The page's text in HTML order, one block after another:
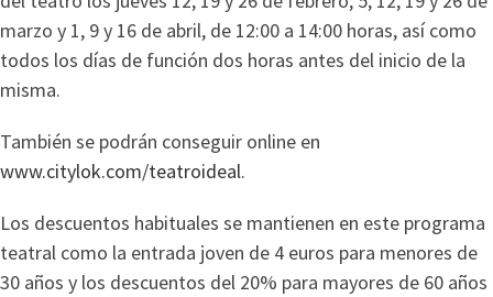
marzo y 1, 9 y 16 de abril, de 12:00 a 14:00 horas, así como
todos los días de función dos horas antes del inicio de la
misma.
También se podrán conseguir online en
www.citylok.com/teatroideal.
Los descuentos habituales se mantienen en este programa
teatral como la entrada joven de 4 euros para menores de
30 años y los descuentos del 20% para mayores de 60 años